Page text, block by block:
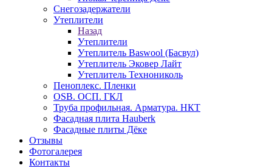
Снегозадержатели
Утеплители
Назад
Утеплители
Утеплитель Baswool (Басвул)
Утеплитель Эковер Лайт
Утеплитель Технониколь
Пеноплекс. Пленки
OSB. ОСП. ГКЛ
Труба профильная. Арматура. НКТ
Фасадная плита Hauberk
Фасадные плиты Дёке
Отзывы
Фотогалерея
Контакты